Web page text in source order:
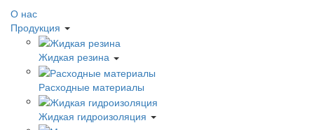
О нас
Продукция
Жидкая резина
Расходные материалы
Жидкая гидроизоляция